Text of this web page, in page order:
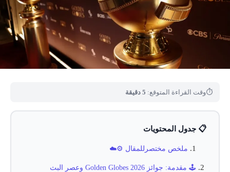
⏱وقت القراءة المتوقع: 5 دقيقة
📋 جدول المحتويات
ملخص مختصرللمقال ⚙️☁️
🕹️ مقدمة: جوائز Golden Globes 2026 وعصر البث